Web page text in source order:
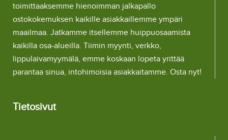
toimittaaksemme hienoimman jalkapallo
ostokokemuksen kaikille asiakkaillemme ympäri
maailmaa. Jatkamme itsellemme huippuosaamista
kaikilla osa-alueilla. Tiimin myynti, verkko,
lippulaivamyymälä, emme koskaan lopeta yrittää
parantaa sinua, intohimoisia asiakkaitamme. Osta nyt!
Tietosivut